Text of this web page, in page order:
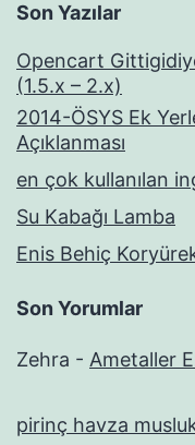
Son Yazılar
Opencart
(1.5.x – 2.x)
2014-ÖSYS Ek
Açıklanması
en çok kullanılan
Su Kabağı Lamba
Enis Behiç
Son Yorumlar
Zehra - Ametaller
pirinç havza